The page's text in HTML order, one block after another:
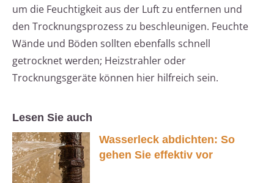
um die Feuchtigkeit aus der Luft zu entfernen und
den Trocknungsprozess zu beschleunigen. Feuchte
Wände und Böden sollten ebenfalls schnell
getrocknet werden; Heizstrahler oder
Trocknungsgeräte können hier hilfreich sein.
Lesen Sie auch
Wasserleck abdichten: So
gehen Sie effektiv vor